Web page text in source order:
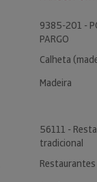
9385-201 -
PARGO
Calheta
Madeira
56111 -
tradicional